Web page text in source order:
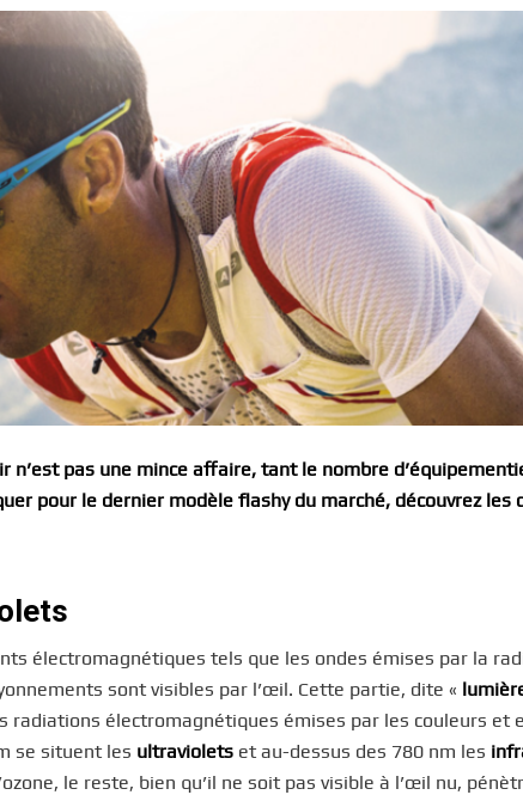
n’est pas une mince affaire, tant le nombre
pour le dernier modèle flashy du marché, découvrez
électromagnétiques tels que les ondes émises par la
sont visibles par l’œil. Cette partie, dite «
radiations électromagnétiques émises par les couleurs et
se situent les ultraviolets et au-dessus des 780 nm les
le reste, bien qu’il ne soit pas visible à l’œil nu,